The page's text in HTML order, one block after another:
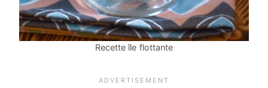
Recette île flottante